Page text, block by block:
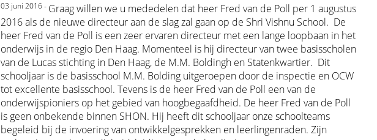
03 juni 2016 - Graag willen we u mededelen dat heer Fred van de Poll per 1 augustus
2016 als de nieuwe directeur aan de slag zal gaan op de Shri Vishnu School. De
heer Fred van de Poll is een zeer ervaren directeur met een lange loopbaan in het
onderwijs in de regio Den Haag. Momenteel is hij directeur van twee basisscholen
van de Lucas stichting in Den Haag, de M.M. Boldingh en Statenkwartier. Dit
schooljaar is de basisschool M.M. Bolding uitgeroepen door de inspectie en OCW
tot excellente basisschool. Tevens is de heer Fred van de Poll een van de
onderwijspioniers op het gebied van hoogbegaafdheid. De heer Fred van de Poll
is geen onbekende binnen SHON. Hij heeft dit schooljaar onze schoolteams
begeleid bij de invoering van ontwikkelgesprekken en leerlingenraden. Zijn